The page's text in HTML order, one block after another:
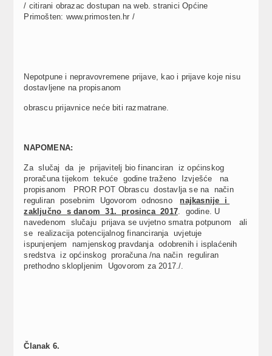
/ citirani obrazac dostupan na web. stranici Općine
Primošten: www.primosten.hr /
Nepotpune i nepravovremene prijave, kao i prijave koje nisu
dostavljene na propisanom
obrascu prijavnice neće biti razmatrane.
NAPOMENA:
Za slučaj da je prijavitelj bio financiran iz općinskog
proračuna tijekom tekuće godine traženo Izvješće na
propisanom PROR POT Obrascu dostavlja se na način
reguliran posebnim Ugovorom odnosnonajkasnije i
zaključno s danom 31. prosinca 2017 . godine. U
navedenom slučaju prijava se uvjetno smatra potpunom ali
se realizacija potencijalnog financiranja uvjetuje
ispunjenjem namjenskog pravdanja odobrenih i isplaćenih
sredstva iz općinskog proračuna /na način reguliran
prethodno sklopljenim Ugovorom za 2017./.
Č lanak 6.